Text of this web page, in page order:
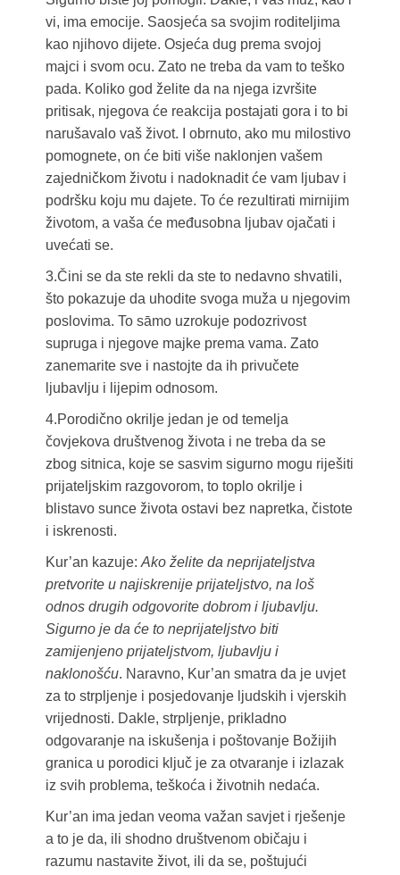
vi, ima emocije. Saosjeća sa svojim roditeljima
kao njihovo dijete. Osjeća dug prema svojoj
majci i svom ocu. Zato ne treba da vam to teško
pada. Koliko god želite da na njega izvršite
pritisak, njegova će reakcija postajati gora i to bi
narušavalo vaš život. I obrnuto, ako mu milostivo
pomognete, on će biti više naklonjen vašem
zajedničkom životu i nadoknadit će vam ljubav i
podršku koju mu dajete. To će rezultirati mirnijim
životom, a vaša će međusobna ljubav ojačati i
uvećati se.
3.Čini se da ste rekli da ste to nedavno shvatili,
što pokazuje da uhodite svoga muža u njegovim
poslovima. To sāmo uzrokuje podozrivost
supruga i njegove majke prema vama. Zato
zanemarite sve i nastojte da ih privučete
ljubavlju i lijepim odnosom.
4.Porodično okrilje jedan je od temelja
čovjekova društvenog života i ne treba da se
zbog sitnica, koje se sasvim sigurno mogu riješiti
prijateljskim razgovorom, to toplo okrilje i
blistavo sunce života ostavi bez napretka, čistote
i iskrenosti.
Kur’an kazuje: Ako želite da neprijateljstva
pretvorite u najiskrenije prijateljstvo, na loš
odnos drugih odgovorite dobrom i ljubavlju.
Sigurno je da će to neprijateljstvo biti
zamijenjeno prijateljstvom, ljubavlju i
naklonošću. Naravno, Kur’an smatra da je uvjet
za to strpljenje i posjedovanje ljudskih i vjerskih
vrijednosti. Dakle, strpljenje, prikladno
odgovaranje na iskušenja i poštovanje Božijih
granica u porodici ključ je za otvaranje i izlazak
iz svih problema, teškoća i životnih nedaća.
Kur’an ima jedan veoma važan savjet i rješenje
a to je da, ili shodno društvenom običaju i
razumu nastavite život, ili da se, poštujući